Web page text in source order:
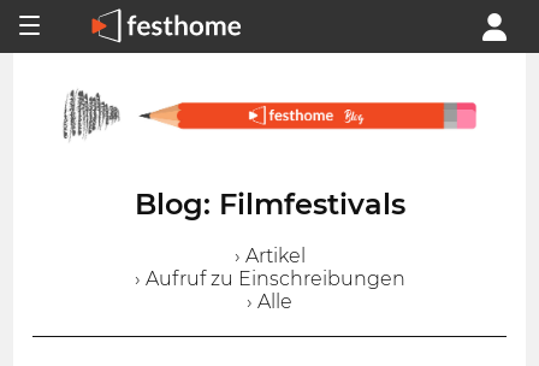
Blog: Filmfestivals
› Artikel
› Aufruf zu Einschreibungen
› Alle